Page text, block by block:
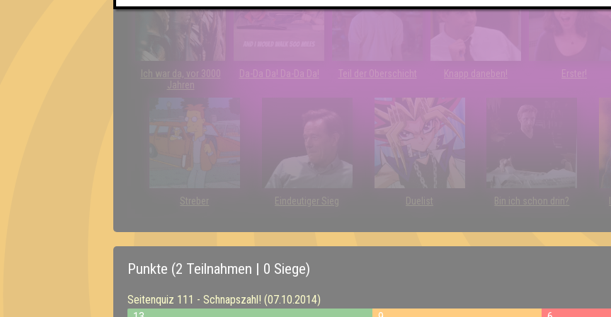
Ich war da, vor 3000
Jahren
Da-Da Da! Da-Da Da! Teil der Oberschicht Knapp daneben! Erster!
Streber Eindeutiger Sieg Duelist Bin ich schon drin?
Punkte (2 Teilnahmen | 0 Siege)
Seitenquiz 111 - Schnapszahl! (07.10.2014)